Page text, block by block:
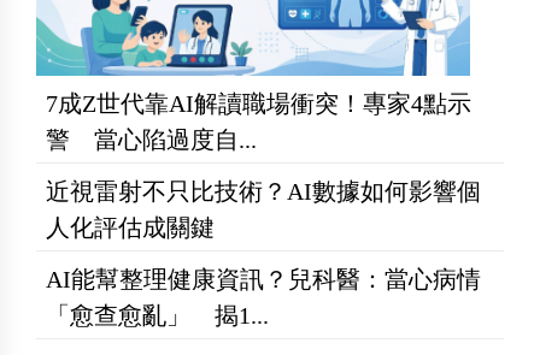
7成Z世代靠AI解讀職場衝突！專家4點示
警 當心陷過度自...
近視雷射不只比技術？AI數據如何影響個
人化評估成關鍵
AI能幫整理健康資訊？兒科醫：當心病情
「愈查愈亂」 揭1...